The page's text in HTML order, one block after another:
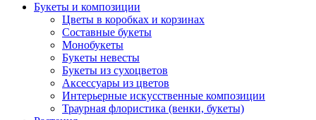
Букеты и композиции
Цветы в коробках и корзинах
Составные букеты
Монобукеты
Букеты невесты
Букеты из сухоцветов
Аксессуары из цветов
Интерьерные искусственные композиции
Траурная флористика (венки, букеты)